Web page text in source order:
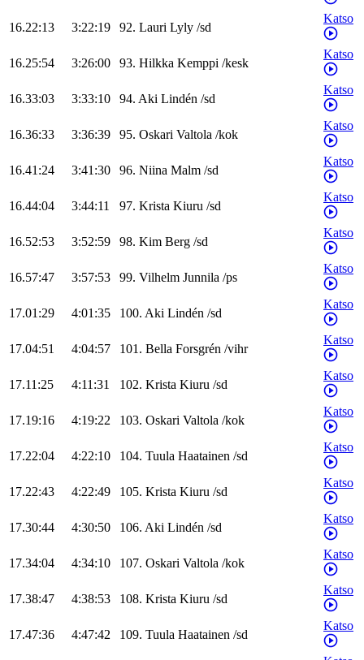
16.22:13 3:22:19 92. Lauri Lyly /sd
Katso
16.25:54 3:26:00 93. Hilkka Kemppi /kesk
Katso
16.33:03 3:33:10 94. Aki Lindén /sd
Katso
16.36:33 3:36:39 95. Oskari Valtola /kok
Katso
16.41:24 3:41:30 96. Niina Malm /sd
Katso
16.44:04 3:44:11 97. Krista Kiuru /sd
Katso
16.52:53 3:52:59 98. Kim Berg /sd
Katso
16.57:47 3:57:53 99. Vilhelm Junnila /ps
Katso
17.01:29 4:01:35 100. Aki Lindén /sd
Katso
17.04:51 4:04:57 101. Bella Forsgrén /vihr
Katso
17.11:25 4:11:31 102. Krista Kiuru /sd
Katso
17.19:16 4:19:22 103. Oskari Valtola /kok
Katso
17.22:04 4:22:10 104. Tuula Haatainen /sd
Katso
17.22:43 4:22:49 105. Krista Kiuru /sd
Katso
17.30:44 4:30:50 106. Aki Lindén /sd
Katso
17.34:04 4:34:10 107. Oskari Valtola /kok
Katso
17.38:47 4:38:53 108. Krista Kiuru /sd
Katso
17.47:36 4:47:42 109. Tuula Haatainen /sd
Katso